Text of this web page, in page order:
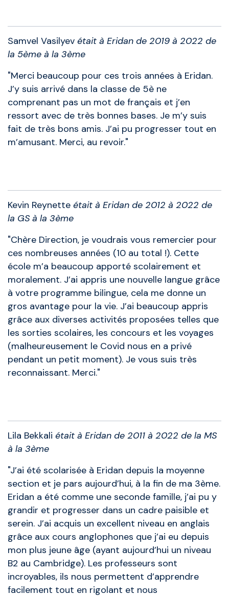
Samvel Vasilyev était à Eridan de 2019 à 2022 de
la 5ème à la 3ème
"Merci beaucoup pour ces trois années à Eridan.
J’y suis arrivé dans la classe de 5è ne
comprenant pas un mot de français et j’en
ressort avec de très bonnes bases. Je m’y suis
fait de très bons amis. J’ai pu progresser tout en
m’amusant. Merci, au revoir."
Kevin Reynette était à Eridan de 2012 à 2022 de
la GS à la 3ème
"Chère Direction, je voudrais vous remercier pour
ces nombreuses années (10 au total !). Cette
école m’a beaucoup apporté scolairement et
moralement. J’ai appris une nouvelle langue grâce
à votre programme bilingue, cela me donne un
gros avantage pour la vie. J’ai beaucoup appris
grâce aux diverses activités proposées telles que
les sorties scolaires, les concours et les voyages
(malheureusement le Covid nous en a privé
pendant un petit moment). Je vous suis très
reconnaissant. Merci."
Lila Bekkali était à Eridan de 2011 à 2022 de la MS
à la 3ème
"J’ai été scolarisée à Eridan depuis la moyenne
section et je pars aujourd’hui, à la fin de ma 3ème.
Eridan a été comme une seconde famille, j’ai pu y
grandir et progresser dans un cadre paisible et
serein. J’ai acquis un excellent niveau en anglais
grâce aux cours anglophones que j’ai eu depuis
mon plus jeune âge (ayant aujourd’hui un niveau
B2 au Cambridge). Les professeurs sont
incroyables, ils nous permettent d’apprendre
facilement tout en rigolant et nous